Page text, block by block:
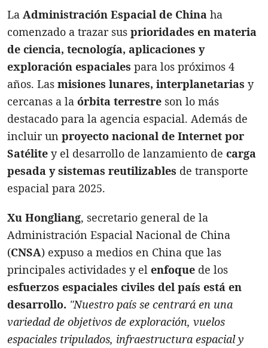
La Administración Espacial de China ha
comenzado a trazar sus prioridades en materia
de ciencia, tecnología, aplicaciones y
exploración espaciales para los próximos 4
años. Las misiones lunares, interplanetarias y
cercanas a la órbita terrestre son lo más
destacado para la agencia espacial. Además de
incluir un proyecto nacional de Internet por
Satélite y el desarrollo de lanzamiento de carga
pesada y sistemas reutilizables de transporte
espacial para 2025.
Xu Hongliang, secretario general de la
Administración Espacial Nacional de China
(CNSA) expuso a medios en China que las
principales actividades y el enfoque de los
esfuerzos espaciales civiles del país está en
desarrollo. "Nuestro país se centrará en una
variedad de objetivos de exploración, vuelos
espaciales tripulados, infraestructura espacial y